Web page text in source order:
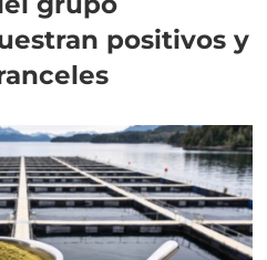
positivos y